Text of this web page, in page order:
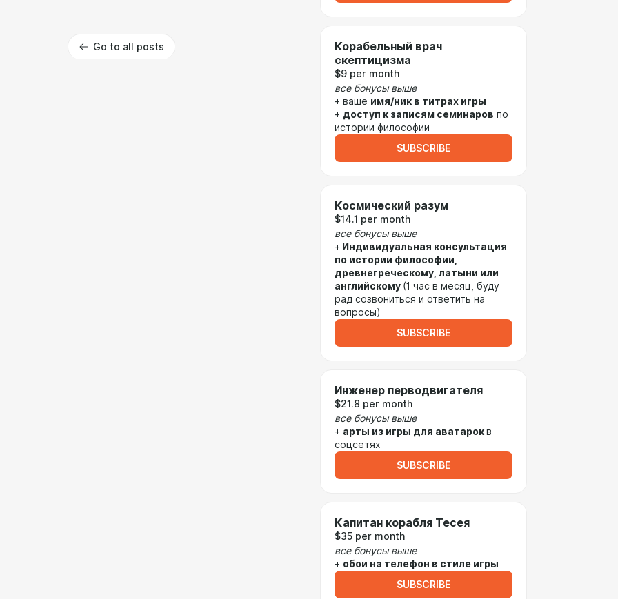
Go to all posts
Корабельный врач
скептицизма
$9 per month
все бонусы выше
+ ваше имя/ник в титрах игры
+ доступ к записям семинаров по
истории философии
SUBSCRIBE
Космический разум
$14.1 per month
все бонусы выше
+ Индивидуальная консультация
по истории философии,
древнегреческому, латыни или
английскому (1 час в месяц, буду
рад созвониться и ответить на
вопросы)
SUBSCRIBE
Инженер перводвигателя
$21.8 per month
все бонусы выше
+ арты из игры для аватарокв
соцсетях
SUBSCRIBE
Капитан корабля Тесея
$35 per month
все бонусы выше
+ обои на телефон в стиле игры
SUBSCRIBE